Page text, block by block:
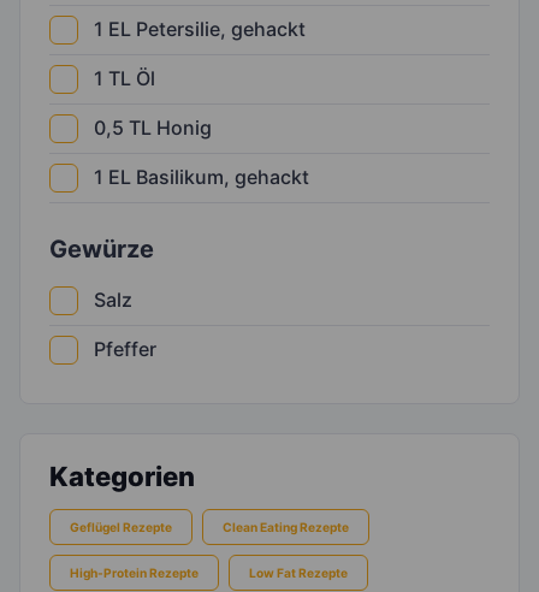
1 EL Petersilie, gehackt
1 TL Öl
0,5 TL Honig
1 EL Basilikum, gehackt
Gewürze
Salz
Pfeffer
Kategorien
Geflügel Rezepte Clean Eating Rezepte
High-Protein Rezepte Low Fat Rezepte